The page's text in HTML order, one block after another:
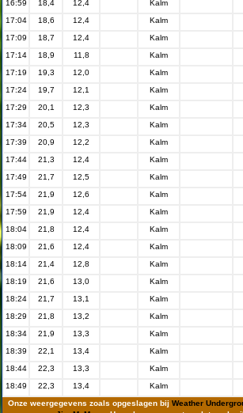
16:59
18,4 12,4 Kalm
17:04
18,6 12,4 Kalm
17:09
18,7 12,4 Kalm
17:14
18,9 11,8 Kalm
17:19
19,3 12,0 Kalm
17:24
19,7 12,1 Kalm
17:29
20,1 12,3 Kalm
17:34
20,5 12,3 Kalm
17:39
20,9 12,2 Kalm
17:44
21,3 12,4 Kalm
17:49
21,7 12,5 Kalm
17:54
21,9 12,6 Kalm
17:59
21,9 12,4 Kalm
18:04
21,8 12,4 Kalm
18:09
21,6 12,4 Kalm
18:14
21,4 12,8 Kalm
18:19
21,6 13,0 Kalm
18:24
21,7 13,1 Kalm
18:29
21,8 13,2 Kalm
18:34
21,9 13,3 Kalm
18:39
22,1 13,4 Kalm
18:44
22,3 13,3 Kalm
18:49
22,3 13,4 Kalm
Onze weergegevens zoals opgeslagen bij Weather